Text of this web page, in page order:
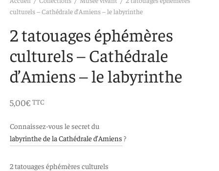
culturels – Cathédrale d’Amiens – le labyrinthe
2 tatouages éphémères
culturels – Cathédrale
d’Amiens – le labyrinthe
5,00€ TTC
Connaissez-vous le secret du
labyrinthe de la Cathédrale d’Amiens ?
2 tatouages éphémères culturels
intuitif et culturel